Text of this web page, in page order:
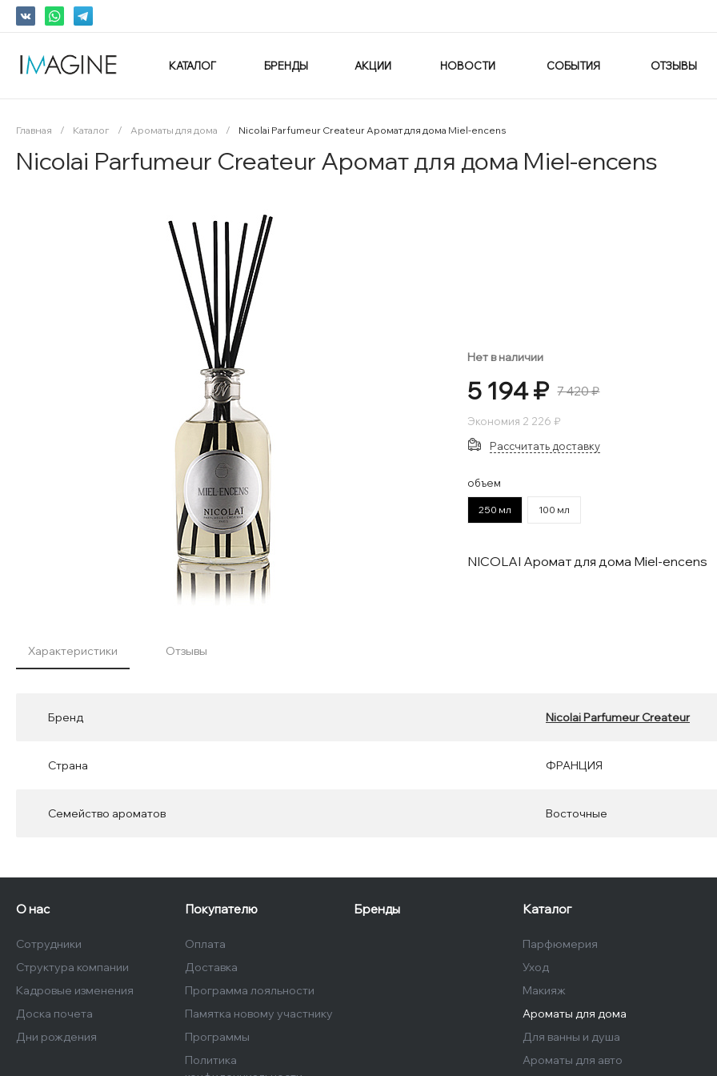
КАТАЛОГ БРЕНДЫ АКЦИИ НОВОСТИ СОБЫТИЯ ОТЗЫВЫ
Главная / Каталог / Ароматы для дома / Nicolai Parfumeur Createur Аромат для дома Miel-encens
Nicolai Parfumeur Createur Аромат для дома Miel-encens
Нет в наличии
5 194 ₽ 7 420 ₽
Экономия 2 226 ₽
Рассчитать доставку
объем
250 мл 100 мл
NICOLAI Аромат для дома Miel-encens
Характеристики Отзывы
Бренд Nicolai Parfumeur Createur
Страна ФРАНЦИЯ
Семейство ароматов Восточные
О нас
Сотрудники
Структура компании
Кадровые изменения
Доска почета
Дни рождения
Покупателю
Оплата
Доставка
Программа лояльности
Памятка новому участнику
Программы
Политика
Бренды Каталог
Парфюмерия
Уход
Макияж
Ароматы для дома
Для ванны и душа
Ароматы для авто